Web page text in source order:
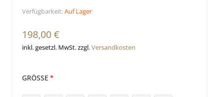
Verfügbarkeit:Auf Lager
198,00 €
inkl. gesetzl. MwSt. zzgl.Versandkosten
GRÖSSE